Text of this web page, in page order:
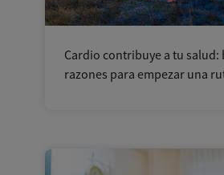
Cardio contribuye a tu salud:
razones para empezar una